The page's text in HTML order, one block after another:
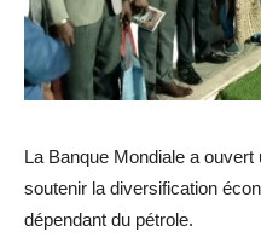
La Banque Mondiale a
soutenir la diversification
dépendant du pétrole.